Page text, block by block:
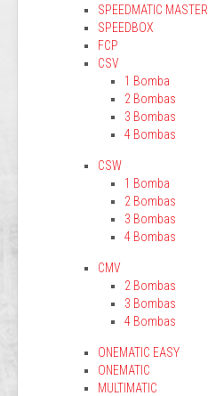
SPEEDMATIC MASTER
SPEEDBOX
FCP
CSV
1 Bomba
2 Bombas
3 Bombas
4 Bombas
CSW
1 Bomba
2 Bombas
3 Bombas
4 Bombas
CMV
2 Bombas
3 Bombas
4 Bombas
ONEMATIC EASY
ONEMATIC
MULTIMATIC